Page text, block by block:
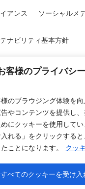
客様のプライバシ
のブラウジング体験を
やコンテンツを提供し
にクッキーを使用して
れる」をクリックする
ことになります。
クッ
すべてのクッキーを受け入
アンス ソーシャルメ
ナビリティ基本方針
針／品質方針 個人情
について 特定個人情